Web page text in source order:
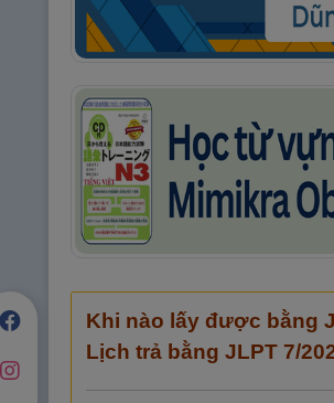
Khi nào lấy được bằng
Lịch trả bằng JLPT 7/